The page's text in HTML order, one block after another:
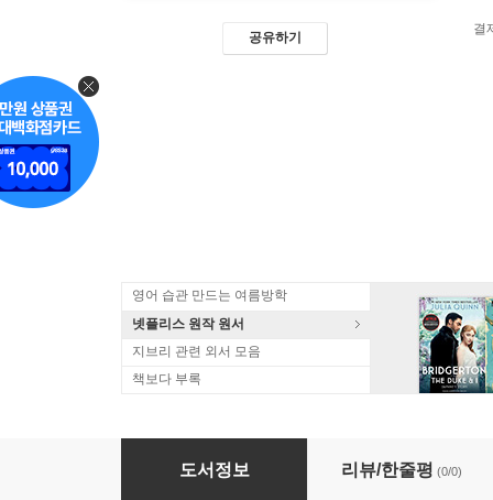
공유하기
결
영어 습관 만드는 여름방학
넷플리스 원작 원서
지브리 관련 외서 모음
책보다 부록
僕は友達が少ない 20 アニメイト特典複製ミニ
도서정보 리뷰/한줄평 (0/0)